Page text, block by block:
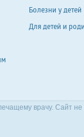
Болезни у детей
Для детей и
врачу. Сайт